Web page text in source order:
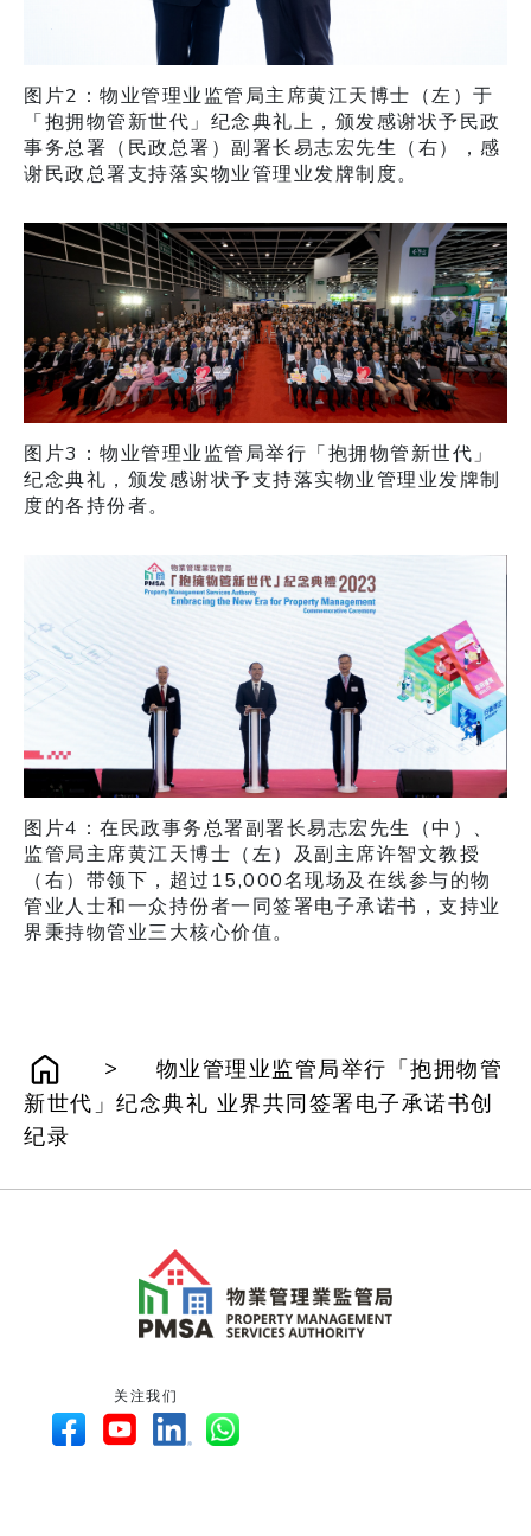
图片2：物业管理业监管局主席黄江天博士（左）于
「抱拥物管新世代」纪念典礼上，颁发感谢状予民政
事务总署（民政总署）副署长易志宏先生（右），感
谢民政总署支持落实物业管理业发牌制度。
图片3：物业管理业监管局举行「抱拥物管新世代」
纪念典礼，颁发感谢状予支持落实物业管理业发牌制
度的各持份者。
图片4：在民政事务总署副署长易志宏先生（中）、
监管局主席黄江天博士（左）及副主席许智文教授
（右）带领下，超过15,000名现场及在线参与的物
管业人士和一众持份者一同签署电子承诺书，支持业
界秉持物管业三大核心价值。
>
物业管理业监管局举行「抱拥物管
新世代」纪念典礼 业界共同签署电子承诺书创
纪录
关注我们